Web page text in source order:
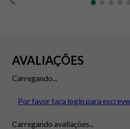
AVALIAÇÕES
Carregando...
Por favor faça login para
Carregando avaliações...